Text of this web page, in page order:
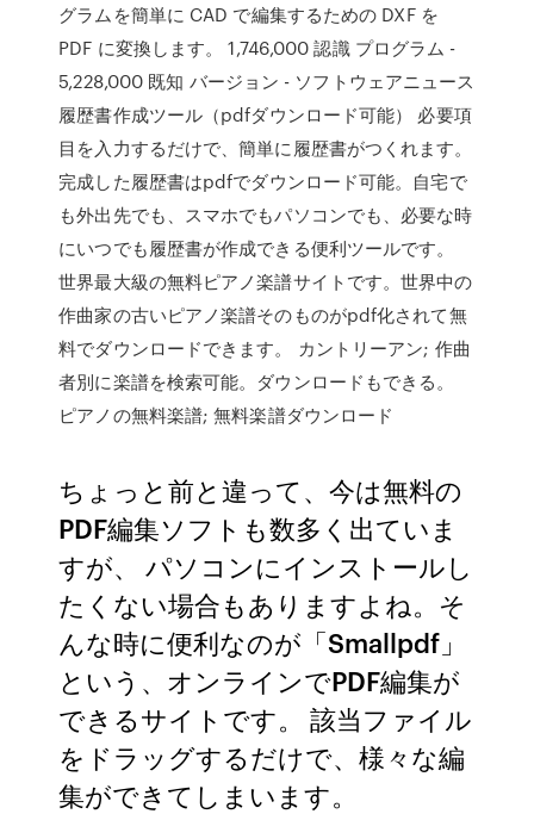
グラムを簡単に CAD で編集するための DXF を
PDF に変換します。 1,746,000 認識 プログラム -
5,228,000 既知 バージョン - ソフトウェアニュース
履歴書作成ツール（pdfダウンロード可能） 必要項
目を入力するだけで、簡単に履歴書がつくれます。
完成した履歴書はpdfでダウンロード可能。自宅で
も外出先でも、スマホでもパソコンでも、必要な時
にいつでも履歴書が作成できる便利ツールです。
世界最大級の無料ピアノ楽譜サイトです。世界中の
作曲家の古いピアノ楽譜そのものがpdf化されて無
料でダウンロードできます。 カントリーアン; 作曲
者別に楽譜を検索可能。ダウンロードもできる。
ピアノの無料楽譜; 無料楽譜ダウンロード
ちょっと前と違って、今は無料の
PDF編集ソフトも数多く出ていま
すが、 パソコンにインストールし
たくない場合もありますよね。そ
んな時に便利なのが「Smallpdf」
という、オンラインでPDF編集が
できるサイトです。 該当ファイル
をドラッグするだけで、様々な編
集ができてしまいます。